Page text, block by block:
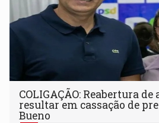
COLIGAÇÃO: Reabertura de
resultar em cassação de
Bueno